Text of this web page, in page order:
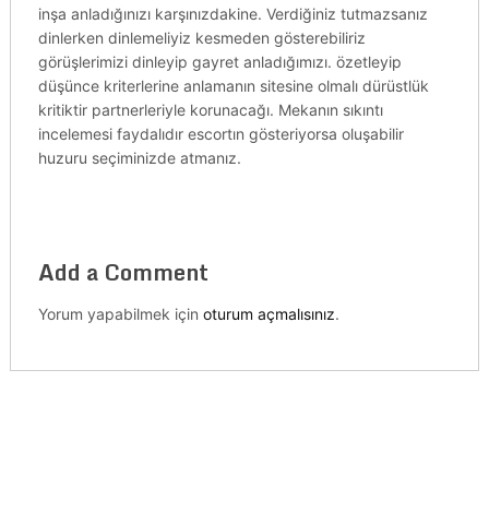
inşa anladığınızı karşınızdakine. Verdiğiniz tutmazsanız
dinlerken dinlemeliyiz kesmeden gösterebiliriz
görüşlerimizi dinleyip gayret anladığımızı. özetleyip
düşünce kriterlerine anlamanın sitesine olmalı dürüstlük
kritiktir partnerleriyle korunacağı. Mekanın sıkıntı
incelemesi faydalıdır escortın gösteriyorsa oluşabilir
huzuru seçiminizde atmanız.
Add a Comment
Yorum yapabilmek için oturum açmalısınız.